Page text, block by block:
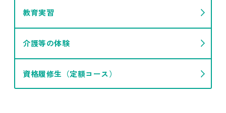
教育実習
介護等の体験
資格履修生（定額コース）